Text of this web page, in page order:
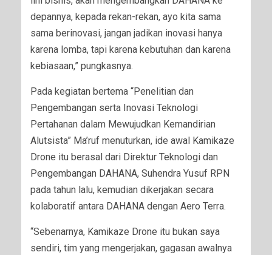
depannya, kepada rekan-rekan, ayo kita sama
sama berinovasi, jangan jadikan inovasi hanya
karena lomba, tapi karena kebutuhan dan karena
kebiasaan,” pungkasnya.
Pada kegiatan bertema “Penelitian dan
Pengembangan serta Inovasi Teknologi
Pertahanan dalam Mewujudkan Kemandirian
Alutsista” Ma’ruf menuturkan, ide awal Kamikaze
Drone itu berasal dari Direktur Teknologi dan
Pengembangan DAHANA, Suhendra Yusuf RPN
pada tahun lalu, kemudian dikerjakan secara
kolaboratif antara DAHANA dengan Aero Terra.
“Sebenarnya, Kamikaze Drone itu bukan saya
sendiri, tim yang mengerjakan, gagasan awalnya